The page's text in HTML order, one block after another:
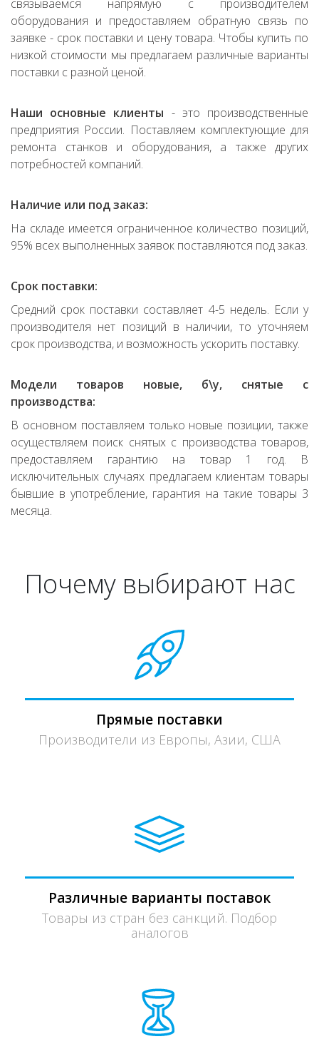
связываемся напрямую с производителем
оборудования и предоставляем обратную связь по
заявке - срок поставки и цену товара. Чтобы купить по
низкой стоимости мы предлагаем различные варианты
поставки с разной ценой.
Наши основные клиенты - это производственные
предприятия России. Поставляем комплектующие для
ремонта станков и оборудования, а также других
потребностей компаний.
Наличие или под заказ:
На складе имеется ограниченное количество позиций,
95% всех выполненных заявок поставляются под заказ.
Срок поставки:
Средний срок поставки составляет 4-5 недель. Если у
производителя нет позиций в наличии, то уточняем
срок производства, и возможность ускорить поставку.
Модели товаров новые, б\у, снятые с
производства:
В основном поставляем только новые позиции, также
осуществляем поиск снятых с производства товаров,
предоставляем гарантию на товар 1 год. В
исключительных случаях предлагаем клиентам товары
бывшие в употребление, гарантия на такие товары 3
месяца.
Почему выбирают нас
Прямые поставки
Производители из Европы, Азии, США
Различные варианты поставок
Товары из стран без санкций. Подбор
аналогов